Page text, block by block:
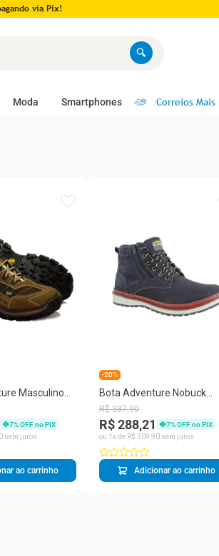
via Pix!
Moda Smartphones Correios Mais
Masculino
7% OFF no PIX
sem juros
ao carrinho
-20%
Bota Adventure Nobuck
Masculina Couro Trilha
Conforto
R$ 387,90
R$ 288,21 7% OFF no PIX
ou 1 x de R$ 309 90 sem juros
Adicionar ao carrinho